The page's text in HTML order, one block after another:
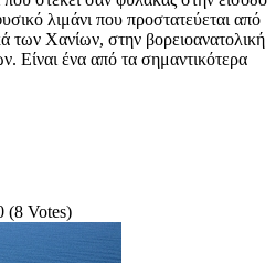
λιμάνι που προστατεύεται από
των Χανίων, στην βορειοανατολική
Είναι ένα από τα σημαντικότερα
(8 Votes)